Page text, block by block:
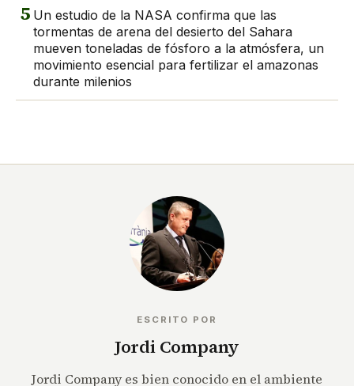
5 Un estudio de la NASA confirma que las
tormentas de arena del desierto del Sahara
mueven toneladas de fósforo a la atmósfera, un
movimiento esencial para fertilizar el amazonas
durante milenios
ESCRITO POR
Jordi Company
Jordi Company es bien conocido en el ambiente